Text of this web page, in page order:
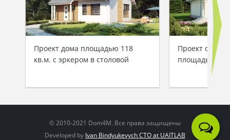
Проект дома площадью 118
кв.м. с эркером в столовой
Проект
площадью
© 2010-2021 Dom4M. Все права защищены
Developed by Ivan Bindyukevych CTO at UAITLAB